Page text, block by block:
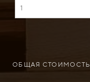
ОБЩАЯ СТОИМОСТЬ